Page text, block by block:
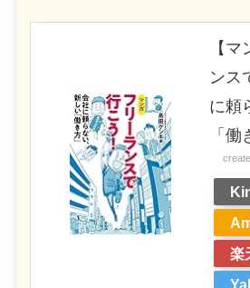
【
ンス
に頼
「働
楽